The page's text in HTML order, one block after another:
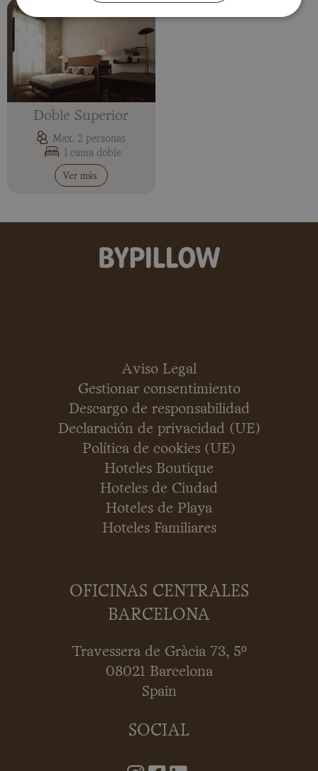
Doble Superior
Max. 2 personas
1 cama doble
Ver más
Aviso Legal
Gestionar consentimiento
Descargo de responsabilidad
Declaración de privacidad (UE)
Política de cookies (UE)
Hoteles Boutique
Hoteles de Ciudad
Hoteles de Playa
Hoteles Familiares
OFICINAS CENTRALES
BARCELONA
Travessera de Gràcia 73, 5º
08021 Barcelona
Spain
SOCIAL